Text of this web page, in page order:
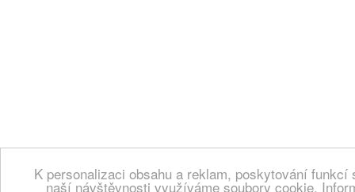
K personalizaci obsahu a reklam, poskytování
naší návštěvnosti využíváme soubory cookie.